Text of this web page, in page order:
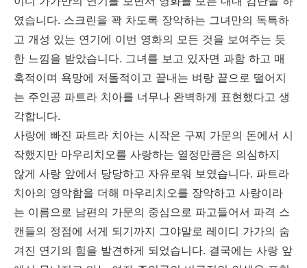
였습니다. 스크린을 꽉 차도록 장악하는 그녀만의 독특하
고 개성 있는 연기에 이번 영화의 모든 것을 보여주는 듯
한 느낌을 받았습니다. 그녀를 보고 있자면 과함 하고 매
혹적이며 욕망에 저돌적이고 끝내는 벼랑 끝으로 떨어지
는 주인공 파트라 치아를 너무나 완벽하게 표현했다고 생
각합니다.
사랑에 빠진 파트라 치아는 시작은 구찌 가문의 돈에서 시
작했지만 마우리치오를 사랑하는 열정만큼은 의심하지
않게 사랑 앞에서 당당하고 자유로워 보였습니다. 파트라
치아의 영악함을 더해 마우리치오를 장악하고 사랑이라
는 이름으로 남편의 가문의 중심으로 파고들어서 파격 스
캔들의 정점에 서게 되기까지 그야말로 레이디 가가의 숨
겨진 연기의 힘을 발견하게 되었습니다. 결국에는 사랑 앞